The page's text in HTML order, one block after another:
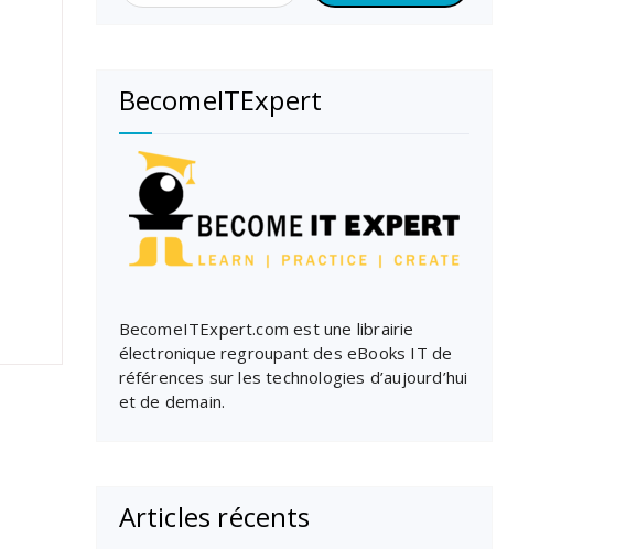
BecomeITExpert
BecomeITExpert.com est une librairie
électronique regroupant des eBooks IT de
références sur les technologies d’aujourd’hui
et de demain.
Articles récents